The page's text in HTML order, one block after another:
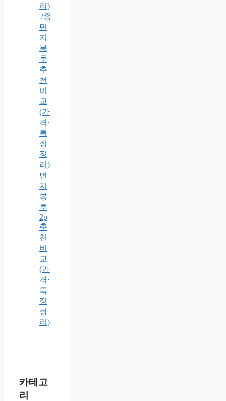
리)
2종
먼
지
봉
투
추
천
비
교
(가
격·
특
징
정
리)
먼
지
봉
투
2p
추
천
비
교
(가
격·
특
징
정
리)
카테고
리